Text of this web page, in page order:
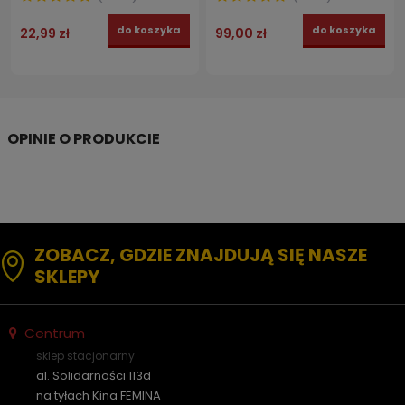
22,99 zł do koszyka 99,00 zł do koszyka
ZOBACZ, GDZIE ZNAJDUJĄ SIĘ NASZE
SKLEPY
Centrum
sklep stacjonarny
al. Solidarności 113d
na tyłach Kina FEMINA